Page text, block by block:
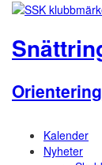
Kalender
Nyheter